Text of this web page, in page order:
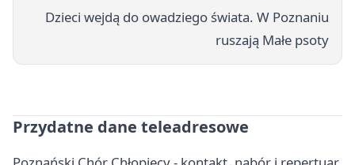
Dzieci wejdą do owadziego świata. W Poznaniu
ruszają Małe psoty
Przydatne dane teleadresowe